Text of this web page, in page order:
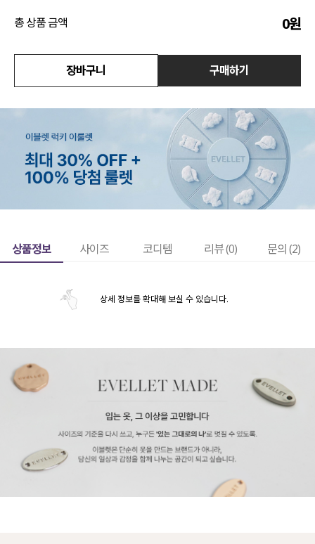
총 상품 금액 0원
장바구니 구매하기
상품정보 사이즈 코디템 리뷰 (0) 문의 (2)
상세 정보를 확대해 보실 수 있습니다.